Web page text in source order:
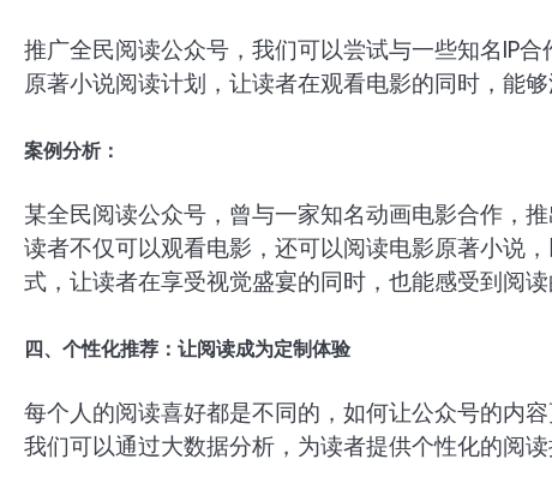
推广全民阅读公众号，我们可以尝试与一些知名IP
原著小说阅读计划，让读者在观看电影的同时，能够
案例分析：
某全民阅读公众号，曾与一家知名动画电影合作，
读者不仅可以观看电影，还可以阅读电影原著小说
式，让读者在享受视觉盛宴的同时，也能感受到阅读
四、个性化推荐：让阅读成为定制体验
每个人的阅读喜好都是不同的，如何让公众号的内
我们可以通过大数据分析，为读者提供个性化的阅读